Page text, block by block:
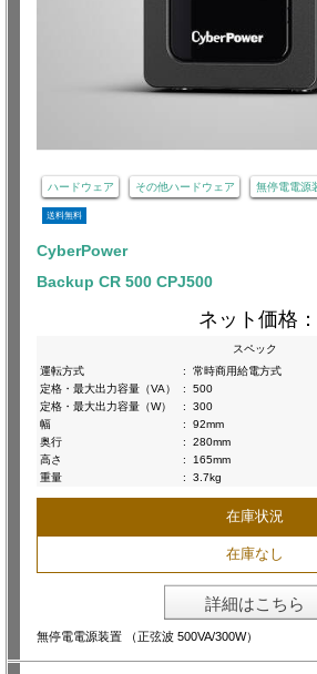
ハードウェア その他ハードウェア 無停電電源
送料無料
CyberPower
Backup CR 500 CPJ500
ネット価格：
スペック
運転方式
:
常時商用給電方式
定格・最大出力容量（VA）
:
500
定格・最大出力容量（W）
:
300
幅
:
92mm
奥行
:
280mm
高さ
:
165mm
重量
: 3.7kg
在庫状況
在庫なし
詳細はこちら
無停電電源装置 （正弦波 500VA/300W）